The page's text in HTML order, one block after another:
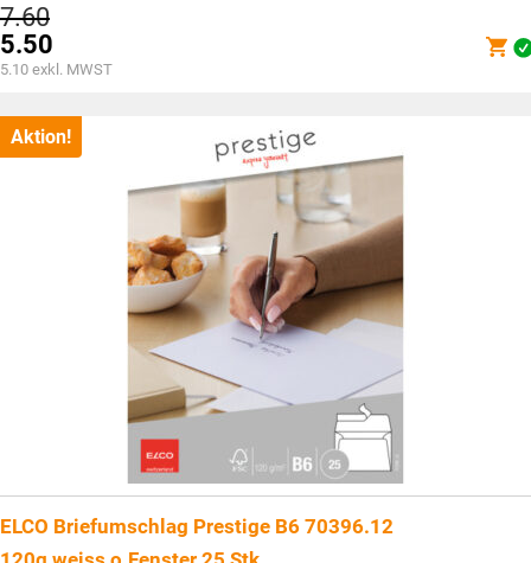
7.60Ursprünglicher
Preis
war:
CHF7.60
5.50
Aktueller
ist:
CHF5.50.
5.10 exkl. MWST
Aktion!
ELCO Briefumschlag Prestige B6 70396.12